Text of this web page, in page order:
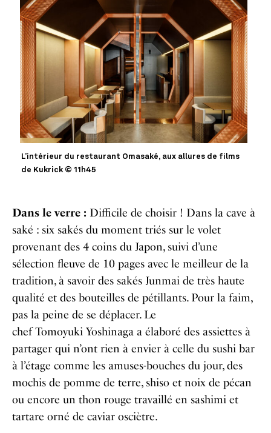
L’intérieur du restaurant Omasaké, aux allures de films
de Kukrick © 11h45
Dans le verre : Difficile de choisir ! Dans la cave à
saké : six sakés du moment triés sur le volet
provenant des 4 coins du Japon, suivi d’une
sélection fleuve de 10 pages avec le meilleur de la
tradition, à savoir des sakés Junmai de très haute
qualité et des bouteilles de pétillants. Pour la faim,
pas la peine de se déplacer. Le
chef Tomoyuki Yoshinaga a élaboré des assiettes à
partager qui n’ont rien à envier à celle du sushi bar
à l’étage comme les amuses-bouches du jour, des
mochis de pomme de terre, shiso et noix de pécan
ou encore un thon rouge travaillé en sashimi et
tartare orné de caviar osciètre.